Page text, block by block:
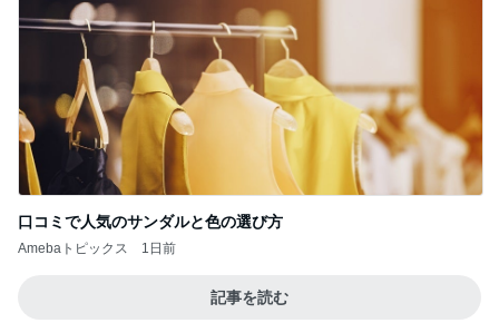
口コミで人気のサンダルと色の選び方
Amebaトピックス 1日前
記事を読む